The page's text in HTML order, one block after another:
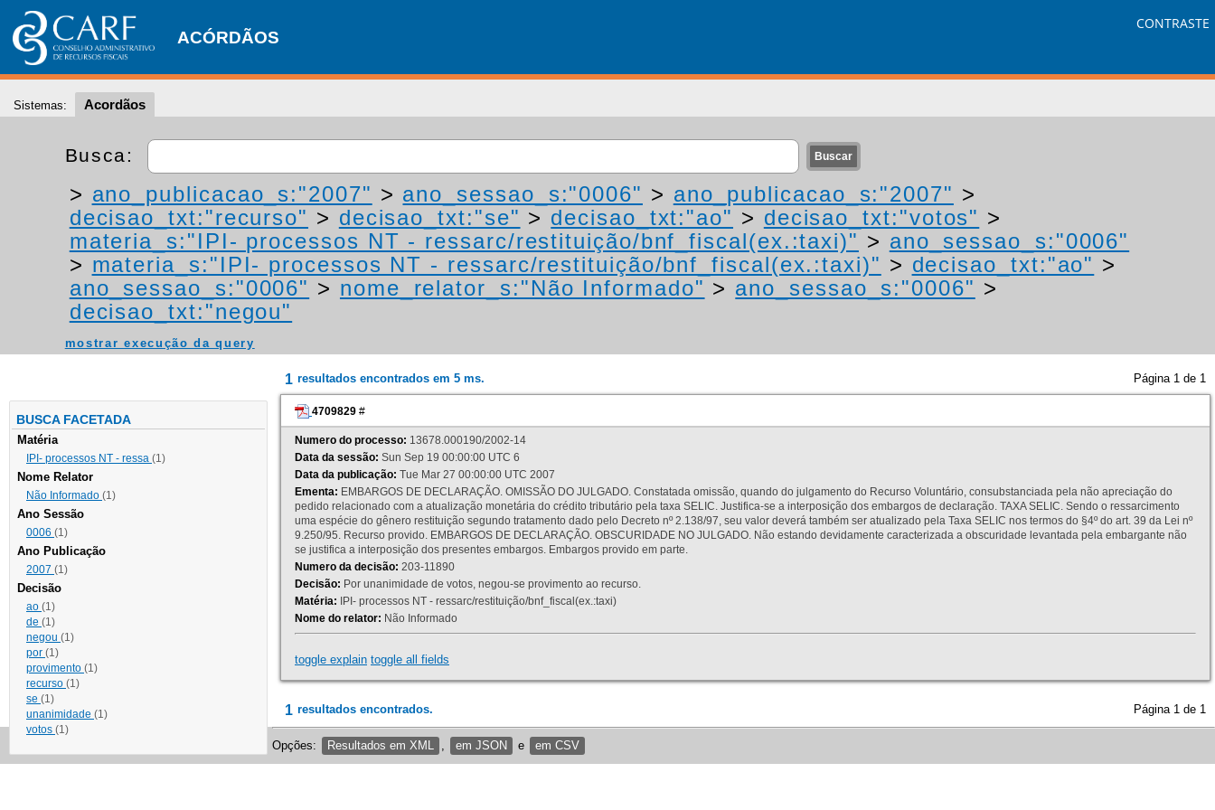
ACÓRDÃOS
CONTRASTE
Sistemas: Acordãos
Busca:
> ano_publicacao_s:"2007" > ano_sessao_s:"0006" > ano_publicacao_s:"2007" >
decisao_txt:"recurso" > decisao_txt:"se" > decisao_txt:"ao" > decisao_txt:"votos" >
materia_s:"IPI- processos NT - ressarc/restituição/bnf_fiscal(ex.:taxi)" > ano_sessao_s:"0006"
> materia_s:"IPI- processos NT - ressarc/restituição/bnf_fiscal(ex.:taxi)" > decisao_txt:"ao" >
ano_sessao_s:"0006" > nome_relator_s:"Não Informado" > ano_sessao_s:"0006" >
decisao_txt:"negou"
mostrar execução da query
BUSCA FACETADA
Matéria
IPI- processos NT - ressa (1)
Nome Relator
Não Informado (1)
Ano Sessão
0006 (1)
Ano Publicação
2007 (1)
Decisão
ao (1)
de (1)
negou (1)
por (1)
provimento (1)
recurso (1)
se (1)
unanimidade (1)
votos (1)
1 resultados encontrados em 5 ms. Página 1 de 1
4709829 #
Numero do processo: 13678.000190/2002-14
Data da sessão: Sun Sep 19 00:00:00 UTC 6
Data da publicação: Tue Mar 27 00:00:00 UTC 2007
Ementa: EMBARGOS DE DECLARAÇÃO. OMISSÃO DO JULGADO. Constatada omissão, quando do julgamento do Recurso Voluntário, consubstanciada pela não apreciação do
pedido relacionado com a atualização monetária do crédito tributário pela taxa SELIC. Justifica-se a interposição dos embargos de declaração. TAXA SELIC. Sendo o ressarcimento
uma espécie do gênero restituição segundo tratamento dado pelo Decreto nº 2.138/97, seu valor deverá também ser atualizado pela Taxa SELIC nos termos do §4º do art. 39 da Lei nº
9.250/95. Recurso provido. EMBARGOS DE DECLARAÇÃO. OBSCURIDADE NO JULGADO. Não estando devidamente caracterizada a obscuridade levantada pela embargante não
se justifica a interposição dos presentes embargos. Embargos provido em parte.
Numero da decisão: 203-11890
Decisão: Por unanimidade de votos, negou-se provimento ao recurso.
Matéria: IPI- processos NT - ressarc/restituição/bnf_fiscal(ex.:taxi)
Nome do relator: Não Informado
toggle explain toggle all fields
1 resultados encontrados. Página 1 de 1
Opções: Resultados em XML em JSON e em CSV